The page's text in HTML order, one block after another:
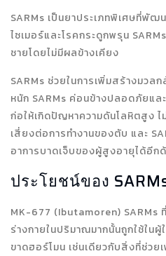
SARMs เป็นยาประเภทพิเศษที่พัฒ
ไซเมอร์และโรคกระดูกพรุน
ชายโดยไม่มีผลข้างเคียง
SARMs ช่วยในการเพิ่มสร้างมวล
หนัก SARMs ค่อนข้างปลอดภัยแล
ก่อให้เกิดปัญหาความดันโลหิตสูง ไ
เสี่ยงต่อการทำงานของตับ และ
อาการบาดเจ็บของผู้สูงอายุได้อีก
ประโยชน์ของ
MK-677 (Ibutamoren) SARMs
ร่างกายในปริมาณมากนั้นถูกใช้ใน
ขาดฮอร์โมน เช่นเดียวกับสิ่งที่ช่วย